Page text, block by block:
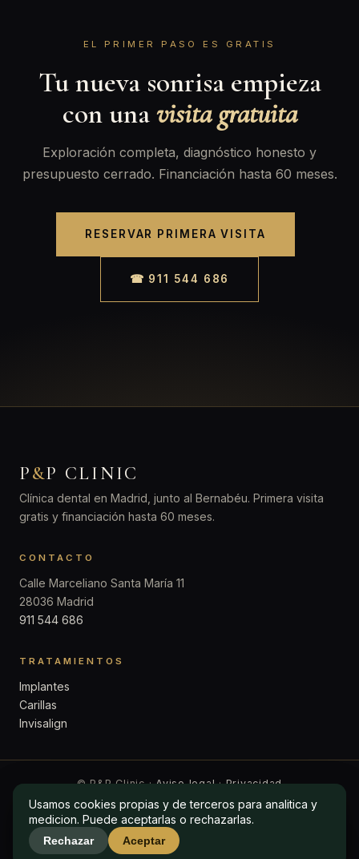
EL PRIMER PASO ES GRATIS
Tu nueva sonrisa empieza
con unavisita gratuita
Exploración completa, diagnóstico honesto y
presupuesto cerrado. Financiación hasta 60 meses.
RESERVAR PRIMERA VISITA
☎ 911 544 686
P&P CLINIC
Clínica dental en Madrid, junto al Bernabéu. Primera visita
gratis y financiación hasta 60 meses.
CONTACTO
Calle Marceliano Santa María 11
28036 Madrid
911 544 686
TRATAMIENTOS
Implantes
Carillas
Invisalign
© P&P Clinic ·Aviso legal·Privacidad
Usamos cookies propias y de terceros para analitica y
medicion. Puede aceptarlas o rechazarlas.
Rechazar Aceptar
Usamos cookies propias y de terceros para analitica y
medicion. Puede aceptarlas o rechazarlas.
Rechazar Aceptar